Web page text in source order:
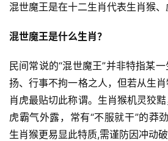
混世魔王是在十二生肖代表生肖猴
混世魔王是什么生肖？
民间常说的“混世魔王”并非特指某
扬、行事不拘一格之人，但若从生
肖虎最贴切此称谓。生肖猴机灵狡
虎霸气外露，常有“不服就干”的莽
生肖猴更易显此特质,需谨防因冲动破